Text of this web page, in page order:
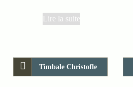
Lire la suite
Timbale Christofle